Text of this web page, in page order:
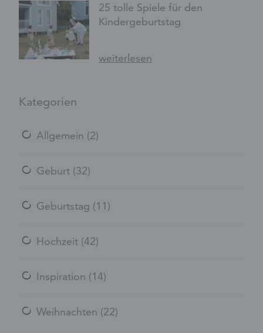
25 tolle Spiele für den
Kindergeburtstag
weiterlesen
Kategorien
Allgemein (2)
Geburt (32)
Geburtstag (11)
Hochzeit (42)
Inspiration (14)
Weihnachten (22)